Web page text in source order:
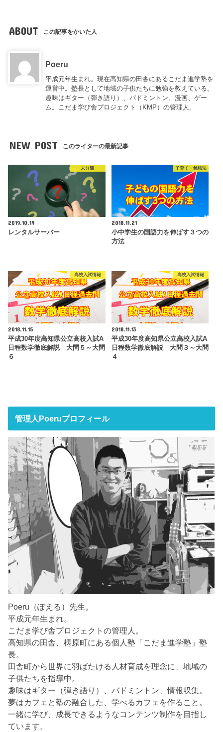
ABOUT この記事をかいた人
Poeru
平成元年生まれ。現在高知県の田舎にあるこだま進学塾を
運営中。塾長として地域の子供たちに勉強を教えている。
趣味はギター（弾き語り）、バドミントン、漫画、ゲー
ム。こだま学び舎プロジェクト（KMP）の管理人。
NEW POST このライターの最新記事
未分類
2019.10.19
レンタルサーバー
子育て・勉強法
2018.11.21
小中学生の国語力を伸ばす３つの
方法
高校入試情報
2018.11.15
平成30年度高知県公立高校入試A
日程数学徹底解説 大問５～大問
６
高校入試情報
2018.11.13
平成30年度高知県公立高校入試A
日程数学徹底解説 大問３～大問
４
管理人Poeruプロフィール
Poeru（ぽえる）先生。
平成元年生まれ。
こだま学び舎プロジェクトの管理人。
高知県の田舎、梼原町にある個人塾「こだま進学塾」塾
長。
田舎町から世界に羽ばたける人材育成を理念に、地域の
子供たちを指導中。
趣味はギター（弾き語り）、バドミントン、情報収集。
夢はカフェと塾の融合した、学べるカフェを作ること。
一緒に学び、成長できるようなコンテンツ制作を目指し
ています。